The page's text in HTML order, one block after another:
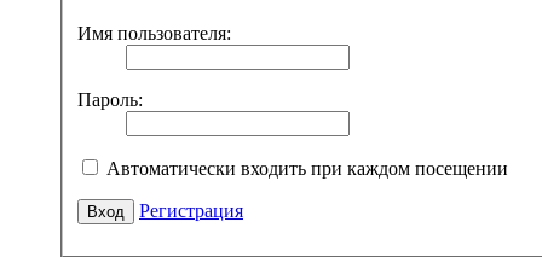
Имя пользователя:
Пароль:
Автоматически входить при каждом посещении
Регистрация